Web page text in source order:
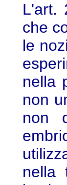
L'art.
che
le
nella
non
non
nella